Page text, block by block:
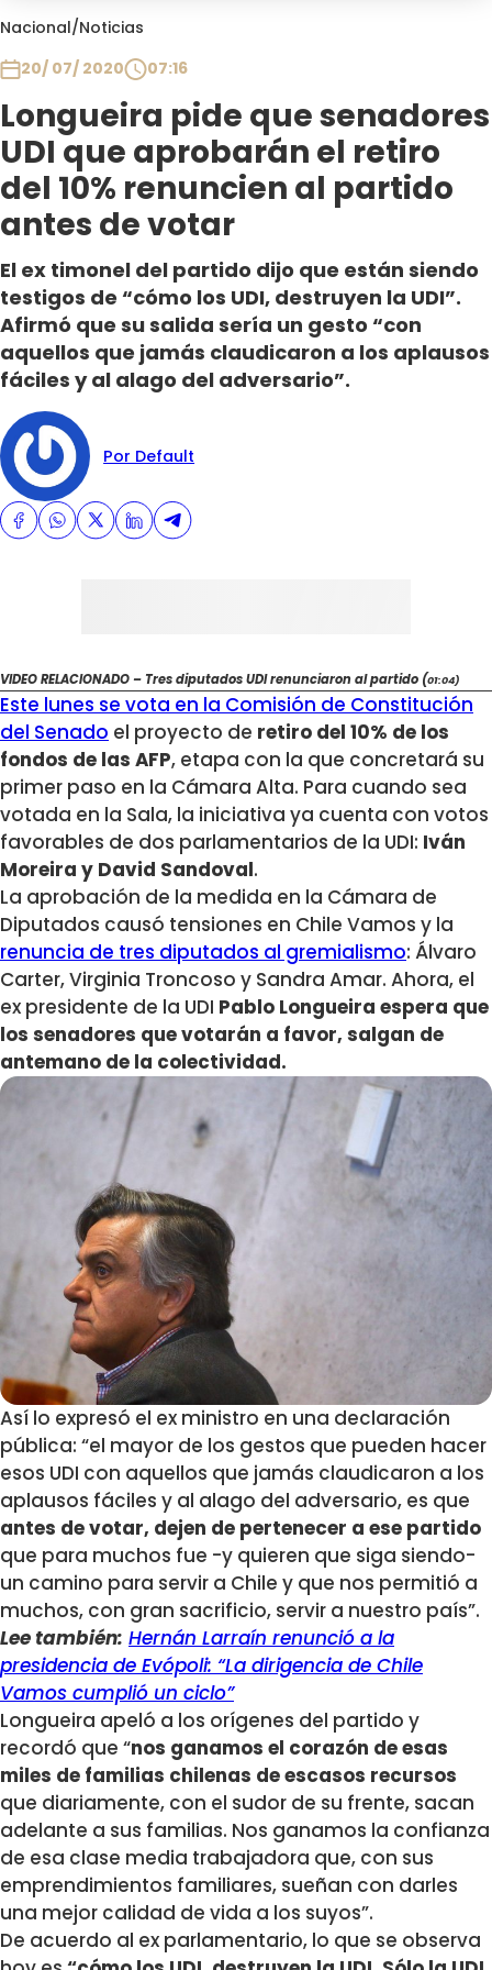
Nacional/Noticias
20/ 07/ 2020
07:16
Longueira pide que senadores
UDI que aprobarán el retiro
del 10% renuncien al partido
antes de votar
El ex timonel del partido dijo que están siendo
testigos de “cómo los UDI, destruyen la UDI”.
Afirmó que su salida sería un gesto “con
aquellos que jamás claudicaron a los aplausos
fáciles y al alago del adversario”.
Por Default
VIDEO RELACIONADO – Tres diputados UDI renunciaron al partido (01:04)
Este lunes se vota en la Comisión de Constitución
del Senado el proyecto de retiro del 10% de los
fondos de las AFP, etapa con la que concretará su
primer paso en la Cámara Alta. Para cuando sea
votada en la Sala, la iniciativa ya cuenta con votos
favorables de dos parlamentarios de la UDI: Iván
Moreira y David Sandoval.
La aprobación de la medida en la Cámara de
Diputados causó tensiones en Chile Vamos y la
renuncia de tres diputados al gremialismo: Álvaro
Carter, Virginia Troncoso y Sandra Amar. Ahora, el
ex presidente de la UDI Pablo Longueira espera que
los senadores que votarán a favor, salgan de
antemano de la colectividad.
Así lo expresó el ex ministro en una declaración
pública: “el mayor de los gestos que pueden hacer
esos UDI con aquellos que jamás claudicaron a los
aplausos fáciles y al alago del adversario, es que
antes de votar, dejen de pertenecer a ese partido
que para muchos fue -y quieren que siga siendo-
un camino para servir a Chile y que nos permitió a
muchos, con gran sacrificio, servir a nuestro país”.
Lee también: Hernán Larraín renunció a la
presidencia de Evópoli: “La dirigencia de Chile
Vamos cumplió un ciclo”
Longueira apeló a los orígenes del partido y
recordó que “nos ganamos el corazón de esas
miles de familias chilenas de escasos recursos
que diariamente, con el sudor de su frente, sacan
adelante a sus familias. Nos ganamos la confianza
de esa clase media trabajadora que, con sus
emprendimientos familiares, sueñan con darles
una mejor calidad de vida a los suyos”.
De acuerdo al ex parlamentario, lo que se observa
Club De La Comedia
Plan Perfecto
El Tiempo
Sabingo
Todos Los Programas